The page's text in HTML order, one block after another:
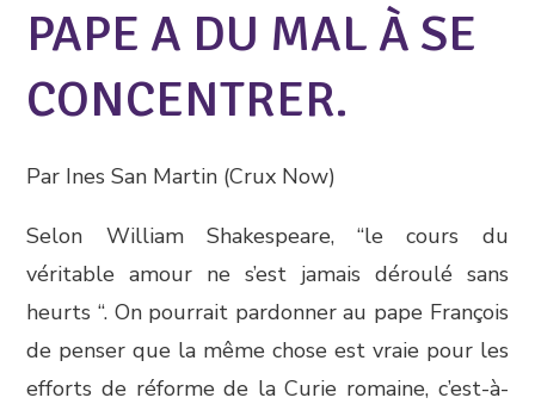
PAPE A DU MAL À SE
CONCENTRER.
Par Ines San Martin (Crux Now)
Selon William Shakespeare, “le cours du
véritable amour ne s’est jamais déroulé sans
heurts “. On pourrait pardonner au pape François
de penser que la même chose est vraie pour les
efforts de réforme de la Curie romaine, c’est-à-